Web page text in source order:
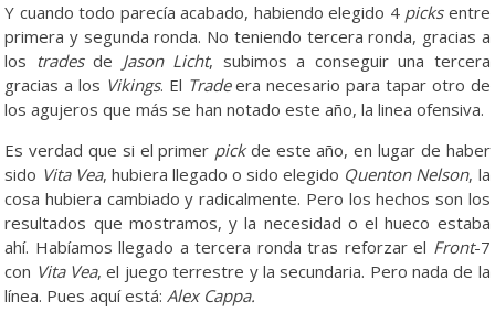
Y cuando todo parecía acabado, habiendo elegido 4 picksentre
primera y segunda ronda. No teniendo tercera ronda, gracias a
los tradesde Jason Licht, subimos a conseguir una tercera
gracias a los Vikings. El Tradeera necesario para tapar otro de
los agujeros que más se han notado este año, la linea ofensiva.
Es verdad que si el primer pickde este año, en lugar de haber
sido Vita Vea, hubiera llegado o sido elegido Quenton Nelson, la
cosa hubiera cambiado y radicalmente. Pero los hechos son los
resultados que mostramos, y la necesidad o el hueco estaba
ahí. Habíamos llegado a tercera ronda tras reforzar el Front-7
con Vita Vea, el juego terrestre y la secundaria. Pero nada de la
línea. Pues aquí está:Alex Cappa.